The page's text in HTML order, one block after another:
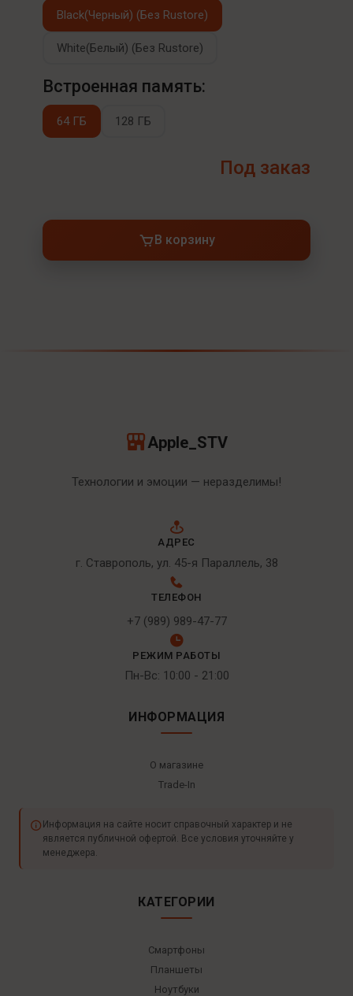
Black(Черный) (Без Rustore)
White(Белый) (Без Rustore)
Встроенная память:
64 ГБ 128 ГБ
Под заказ
В корзину
Apple_STV
Технологии и эмоции — неразделимы!
АДРЕС
г. Ставрополь, ул. 45-я Параллель, 38
ТЕЛЕФОН
+7 (989) 989-47-77
РЕЖИМ РАБОТЫ
Пн-Вс: 10:00 - 21:00
ИНФОРМАЦИЯ
О магазине
Trade-In
Информация на сайте носит справочный характер и не
является публичной офертой. Все условия уточняйте у
менеджера.
КАТЕГОРИИ
Смартфоны
Планшеты
Ноутбуки